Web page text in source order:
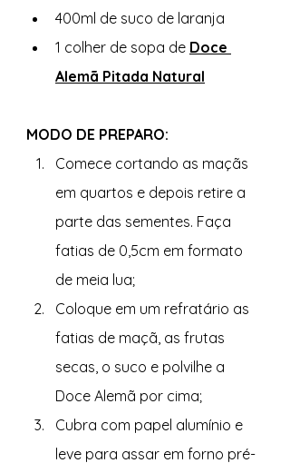
400ml de suco de laranja
1 colher de sopa de Doce
Alemã Pitada Natural
MODO DE PREPARO:
Comece cortando as maçãs
em quartos e depois retire a
parte das sementes. Faça
fatias de 0,5cm em formato
de meia lua;
Coloque em um refratário as
fatias de maçã, as frutas
secas, o suco e polvilhe a
Doce Alemã por cima;
Cubra com papel alumínio e
leve para assar em forno pré-